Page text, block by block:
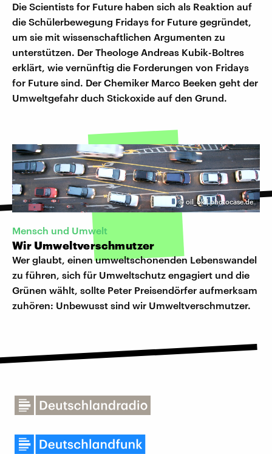
Die Scientists for Future haben sich als Reaktion auf
die Schülerbewegung Fridays for Future gegründet,
um sie mit wissenschaftlichen Argumenten zu
unterstützen. Der Theologe Andreas Kubik-Boltres
erklärt, wie vernünftig die Forderungen von Fridays
for Future sind. Der Chemiker Marco Beeken geht der
Umweltgefahr duch Stickoxide auf den Grund.
© oil_ok | photocase.de
Mensch und Umwelt
Wir Umweltverschmutzer
Wer glaubt, einen umweltschonenden Lebenswandel
zu führen, sich für Umweltschutz engagiert und die
Grünen wählt, sollte Peter Preisendörfer aufmerksam
zuhören: Unbewusst sind wir Umweltverschmutzer.